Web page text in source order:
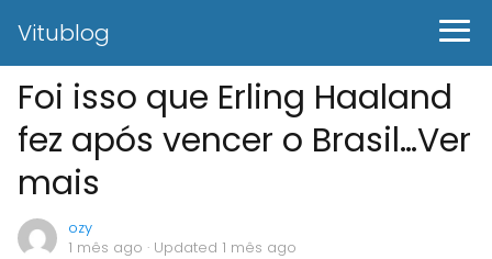
Vitublog
Foi isso que Erling Haaland
fez após vencer o Brasil…Ver
mais
ozy
1 mês ago · Updated 1 mês ago